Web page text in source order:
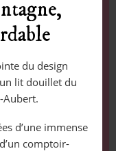
du design
lit douillet du
Aubert.
d’une immense
comptoir-